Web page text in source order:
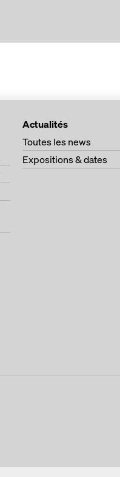
Actualités
Toutes les news
Expositions & dates